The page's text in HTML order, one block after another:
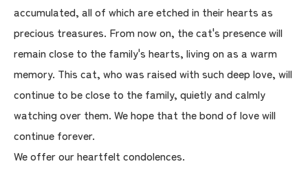
accumulated, all of which are etched in their hearts as
precious treasures. From now on, the cat's presence will
remain close to the family's hearts, living on as a warm
memory. This cat, who was raised with such deep love, will
continue to be close to the family, quietly and calmly
watching over them. We hope that the bond of love will
continue forever.
We offer our heartfelt condolences.